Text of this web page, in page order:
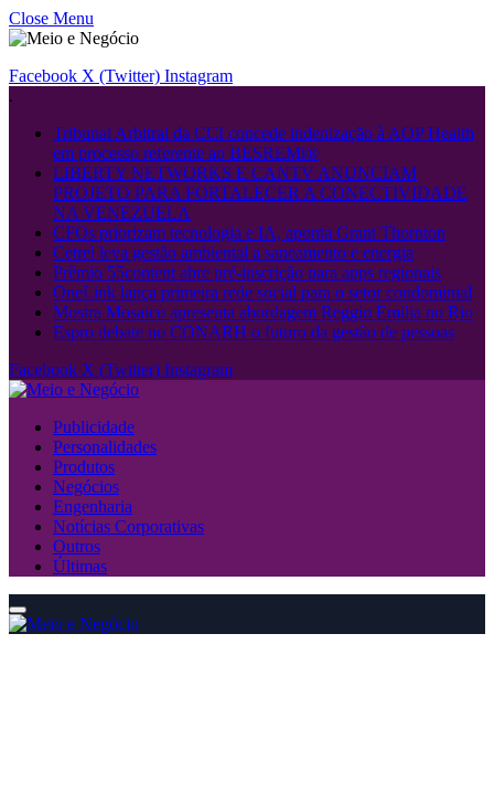
Close Menu
Facebook X (Twitter) Instagram
.
Tribunal Arbitral da CCI concede indenização à AOP Health
em processo referente ao BESREMi®
LIBERTY NETWORKS E CANTV ANUNCIAM
PROJETO PARA FORTALECER A CONECTIVIDADE
NA VENEZUELA
CFOs priorizam tecnologia e IA, aponta Grant Thornton
Cetrel leva gestão ambiental a saneamento e energia
Prêmio 55content abre pré-inscrição para apps regionais
OneLink lança primeira rede social para o setor condominial
Mostra Mosaico apresenta abordagem Reggio Emilia no Rio
Espro debate no CONARH o futuro da gestão de pessoas
Facebook X (Twitter) Instagram
Publicidade
Personalidades
Produtos
Negócios
Engenharia
Notícias Corporativas
Outros
Últimas